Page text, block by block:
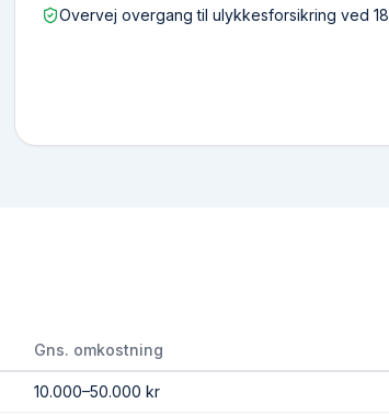
Overvej overgang til ulykkesforsikring ved 18
Gns. omkostning
10.000–50.000 kr